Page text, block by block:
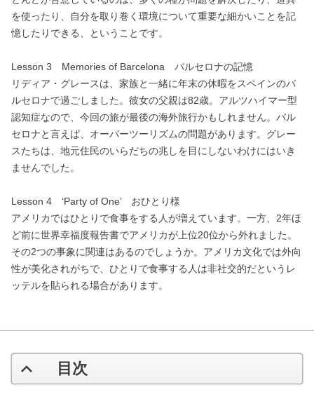
を使ったり、自分を取り巻く環境について重要な細かいことを記
憶したりできる、ということです。
Lesson 3 Memories of Barcelona バルセロナの記憶
リディア・グレースは、家族と一緒に年末の休暇をスペインのバ
ルセロナで過ごしました。彼女の父親は82歳。アルツハイマー型
認知症なので、今回の旅が最後の海外旅行かもしれません。バル
セロナと言えば、オーバーツーリズムの問題があります。グレー
スたちは、地元住民のいらだちの兆しを目にしないわけにはいき
ませんでした。
Lesson 4 ‘Party of One’ おひとり様
アメリカではひとりで食事をする人が増えています。一方、2年ほ
ど前に世界幸福度報告書でアメリカが上位20位から外れました。
その2つの事象に関連はあるのでしょうか。アメリカ文化では外向
性が美化されがちで、ひとりで食事する人は非社交的だというレ
ッテルを貼られる場合があります。
目次